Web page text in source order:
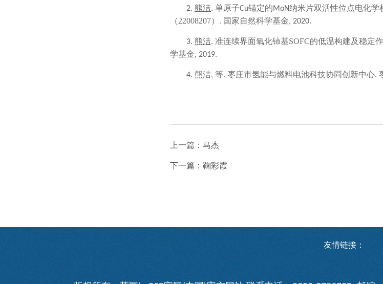
2. 熊洁. 单原子Cu锚定的MoN纳米片双活性位点电化学
（22008207） . 国家自然科学基金, 2020.
3. 熊洁. 准连续界面氧化铈基SOFC的低温构建及稳定
学基金, 2019.
4. 熊洁, 等. 枣庄市氢能与燃料电池科技协同创新中心.
上一篇： 马杰
下一篇： 鞠彩霞
友情链接：